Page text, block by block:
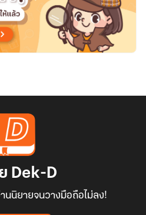
Dek-D
นิยายจนวางมือถือไม่ลง!